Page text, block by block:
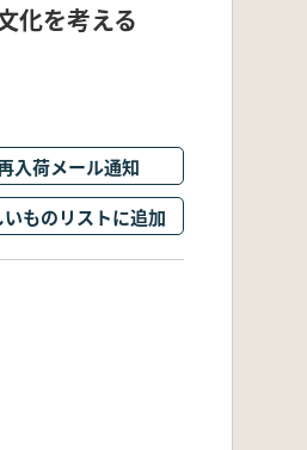
化を考える
入荷メール通知
いものリストに追加